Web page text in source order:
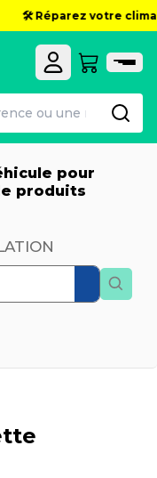
🛠️ Réparez votre
pour
produits